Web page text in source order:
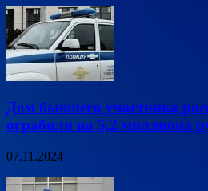
Дом бывшего участника
ограбили на 5,2 миллиона
07.11.2024